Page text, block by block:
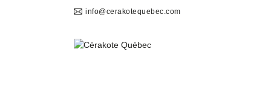
info@cerakotequebec.com